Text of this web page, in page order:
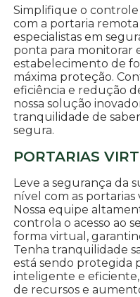
Simplifique o controle
com a portaria remota
especialistas em
ponta para monitorar
estabelecimento de
máxima proteção.
eficiência e redução
nossa solução
tranquilidade de
segura.
PORTARIAS
Leve a segurança da
nível com as portarias
Nossa equipe
controla o acesso ao
forma virtual,
Tenha tranquilidade
está sendo protegida
inteligente e
de recursos e